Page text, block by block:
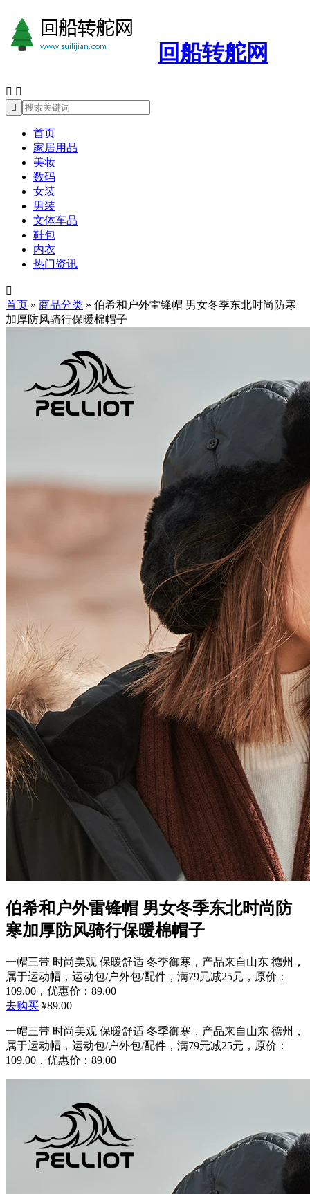
回船转舵网
 

首页
家居用品
美妆
数码
女装
男装
文体车品
鞋包
内衣
热门资讯

首页 » 商品分类 » 伯希和户外雷锋帽 男女冬季东北时尚防寒
加厚防风骑行保暖棉帽子
伯希和户外雷锋帽 男女冬季东北时尚防
寒加厚防风骑行保暖棉帽子
一帽三带 时尚美观 保暖舒适 冬季御寒，产品来自山东 德州，
属于运动帽，运动包/户外包/配件，满79元减25元，原价：
109.00，优惠价：89.00
去购买 ¥89.00
一帽三带 时尚美观 保暖舒适 冬季御寒，产品来自山东 德州，
属于运动帽，运动包/户外包/配件，满79元减25元，原价：
109.00，优惠价：89.00